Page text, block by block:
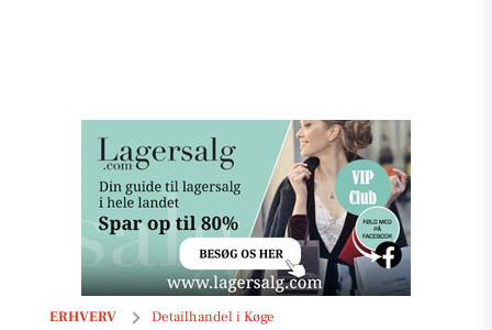
ERHVERV Detailhandel i Køge
Bilgo i Køge